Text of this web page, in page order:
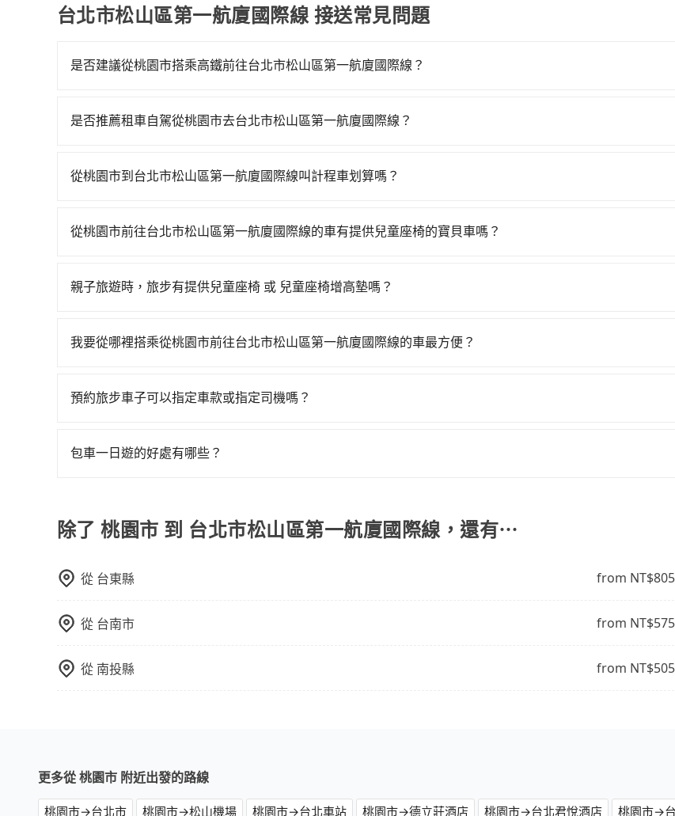
台北市松山區第一航廈國際線 接送常見問題
是否建議從桃園市搭乘高鐵前往台北市松山區第一航廈國際線？
多時有74班車次，從最早06:49到23:40，過了末班車到清晨的時段，還是要找其他交通方案。假設從桃園市
元，再用15分鐘出站、等待車站前排班的計程車，搭上小黃後約花20分鐘、車費300元後，抵達台北市松山
車，不僅至少額外負擔30元車資，而且更會額外浪費65分鐘在轉乘與等車上，現在還不馬上來預約tripool
是否推薦租車自駕從桃園市去台北市松山區第一航廈國際線？
邊可隨租隨借的iRent應該是你最便宜選擇。註冊完iRent的app後，可以每小時$115~205承租小轎車，每公
去，但額外的汽車保險與可能的罰單都需自付。再者，和運的iRent只提供最基本的車型，如Toyota Yaris
次租車都好像在開樂透一樣。另外，偶爾也會遇到明明已經預約了時間但上一位用戶卻遲遲尚未歸還，又或
天或者載行李時，就顯得非常不便。
從桃園市到台北市松山區第一航廈國際線叫計程車划算嗎？
到車，也可考慮打電話至附近的計程車隊，如龍潭婦幼計程車、龍潭無線聯合車隊、金安穩衛星派遣車隊等
了，改預約一輛tripool的九人座廂型車最高可省$900。
從桃園市前往台北市松山區第一航廈國際線的車有提供兒童座椅的寶貝車嗎？
全帶，則需使用嬰兒/兒童座椅或輔以增高墊。如有幼童同行，在預訂tripool的寶貝車時，可以直接在網站
親子旅遊時，旅步有提供兒童座椅 或 兒童座椅增高墊嗎？
寫您的需求。
我要從哪裡搭乘從桃園市前往台北市松山區第一航廈國際線的車最方便？
得到，我們就保證發車。直接在官網上輸入住家地址、辦公大樓、飯店民宿、各地車站、機場航廈、甚至風
預約旅步車子可以指定車款或指定司機嗎？
booking@tripool.app聯繫我們，將有專人協助回覆確認是否能協助安排。。
包車一日遊的好處有哪些？
中專心欣賞當地美景和文化，讓您的旅程更加輕鬆自在。
除了 桃園市 到 台北市松山區第一航廈國際線，還有⋯
從 台東縣 from NT$
從 台南市 from NT$
從 南投縣 from NT$
更多從 桃園市 附近出發的路線
桃園市→台北市 桃園市→松山機場 桃園市→台北車站 桃園市→德立莊酒店 桃園市→台北君悅酒店 桃園市→